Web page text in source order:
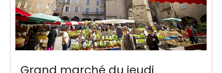
Grand marché du jeudi